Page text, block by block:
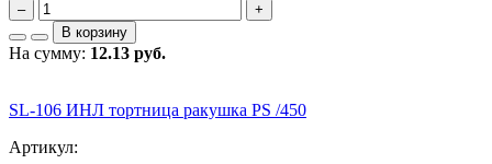
–
+
В корзину
На сумму: 12.13 руб.
SL-106 ИНЛ тортница ракушка PS /450
Артикул: